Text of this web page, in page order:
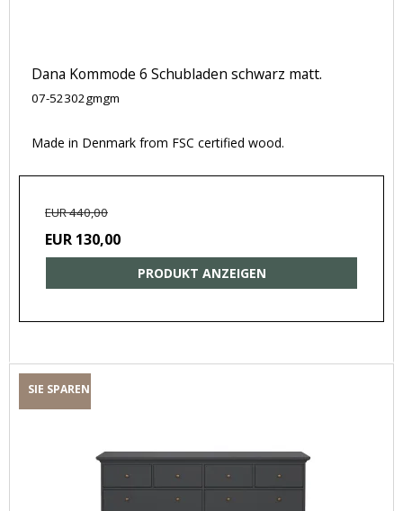
Dana Kommode 6 Schubladen schwarz matt.
07-52302gmgm
Made in Denmark from FSC certified wood.
EUR 440,00
EUR 130,00
PRODUKT ANZEIGEN
SIE SPAREN